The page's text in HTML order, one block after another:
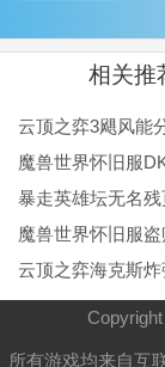
相关推
云顶之弈3飓风能
魔兽世界怀旧服
暴走英雄坛无名残
魔兽世界怀旧服
云顶之弈海克斯
所有游戏均来自互